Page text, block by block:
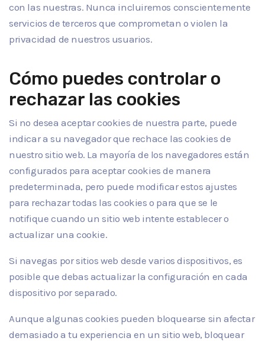
con las nuestras. Nunca incluiremos conscientemente
servicios de terceros que comprometan o violen la
privacidad de nuestros usuarios.
Cómo puedes controlar o
rechazar las cookies
Si no desea aceptar cookies de nuestra parte, puede
indicar a su navegador que rechace las cookies de
nuestro sitio web. La mayoría de los navegadores están
configurados para aceptar cookies de manera
predeterminada, pero puede modificar estos ajustes
para rechazar todas las cookies o para que se le
notifique cuando un sitio web intente establecer o
actualizar una cookie.
Si navegas por sitios web desde varios dispositivos, es
posible que debas actualizar la configuración en cada
dispositivo por separado.
Aunque algunas cookies pueden bloquearse sin afectar
demasiado a tu experiencia en un sitio web, bloquear